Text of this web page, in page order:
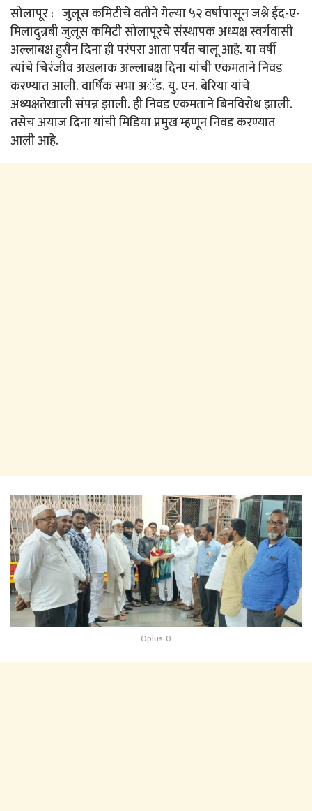
सोलापूर : जुलूस कमिटीचे वतीने गेल्या ५२ वर्षापासून जश्ने ईद-ए-
मिलादुन्नबी जुलूस कमिटी सोलापूरचे संस्थापक अध्यक्ष स्वर्गवासी
अल्लाबक्ष हुसैन दिना ही परंपरा आता पर्यंत चालू आहे. या वर्षी
त्यांचे चिरंजीव अखलाक अल्लाबक्ष दिना यांची एकमताने निवड
करण्यात आली. वार्षिक सभा अॅड. यु. एन. बेरिया यांचे
अध्यक्षतेखाली संपन्न झाली. ही निवड एकमताने बिनविरोध झाली.
तसेच अयाज दिना यांची मिडिया प्रमुख म्हणून निवड करण्यात
आली आहे.
Oplus_0